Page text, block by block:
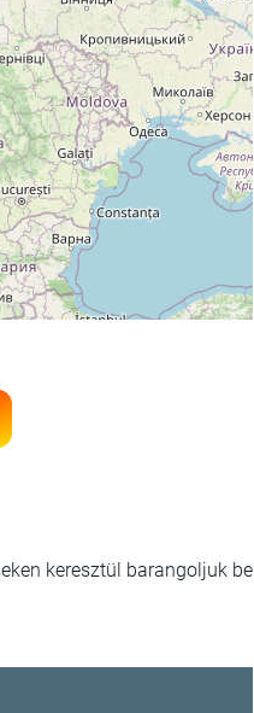
keresztül barangoljuk be